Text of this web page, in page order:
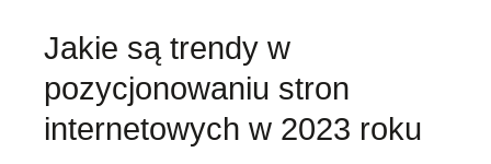
Jakie są trendy w
pozycjonowaniu stron
internetowych w 2023 roku